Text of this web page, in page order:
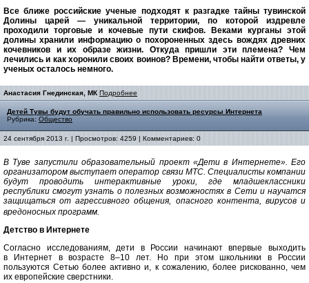
Все ближе российские ученые подходят к разгадке тайны тувинской
Долины царей — уникальной территории, по которой издревле
проходили торговые и кочевые пути скифов. Веками курганы этой
долины хранили информацию о похороненных здесь вождях древних
кочевников и их образе жизни. Откуда пришли эти племена? Чем
лечились и как хоронили своих воинов? Времени, чтобы найти ответы, у
ученых осталось немного.
Анастасия Гнединская, МК Подробнее
Детей Тувы будут обучать правильно использовать ресурсы Интернета
Рубрика: Общество
24 сентября 2013 г. | Просмотров: 4259 | Комментариев: 0
В Туве запустили образовательный проект «Дети в Интернете». Его
организатором выступает оператор связи МТС. Специалисты компании
будут проводить интерактивные уроки, где младшеклассники
республики смогут узнать о полезных возможностях в Сети и научатся
защищаться от агрессивного общения, опасного контента, вирусов и
вредоносных программ.
Детство в Интернете
Согласно исследованиям, дети в России начинают впервые выходить
в Интернет в возрасте 8–10 лет. Но при этом школьники в России
пользуются Сетью более активно и, к сожалению, более рискованно, чем
их европейские сверстники.